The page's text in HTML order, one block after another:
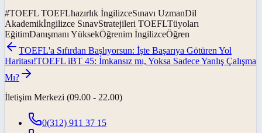
#TOEFL TOEFLhazırlık İngilizceSınavı UzmanDil
Akademikİngilizce SınavStratejileri TOEFLTüyoları
EğitimDanışmanı YüksekÖğrenim İngilizceÖğren
TOEFL'a Sıfırdan Başlıyorsun: İşte Başarıya Götüren Yol
Haritası!TOEFL iBT 45: İmkansız mı, Yoksa Sadece Yanlış Çalışma
Mı?
İletişim Merkezi (09.00 - 22.00)
0(312) 911 37 15